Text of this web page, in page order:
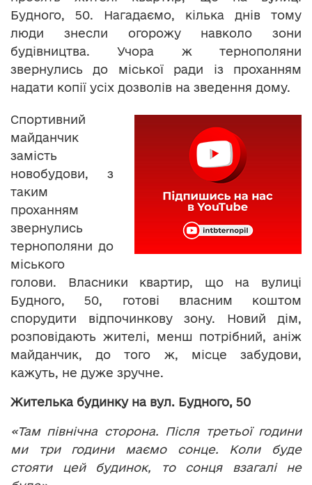
Будного, 50. Нагадаємо, кілька днів тому
люди знесли огорожу навколо зони
будівництва. Учора ж тернополяни
звернулись до міської ради із проханням
надати копії усіх дозволів на зведення дому.
Спортивний
майданчик
замість
новобудови, з
таким
проханням
звернулись
тернополяни до
міського
голови. Власники квартир, що на вулиці
Будного, 50, готові власним коштом
спорудити відпочинкову зону. Новий дім,
розповідають жителі, менш потрібний, аніж
майданчик, до того ж, місце забудови,
кажуть, не дуже зручне.
Жителька будинку на вул. Будного, 50
«Там північна сторона. Після третьої години
ми три години маємо сонце. Коли буде
стояти цей будинок, то сонця взагалі не